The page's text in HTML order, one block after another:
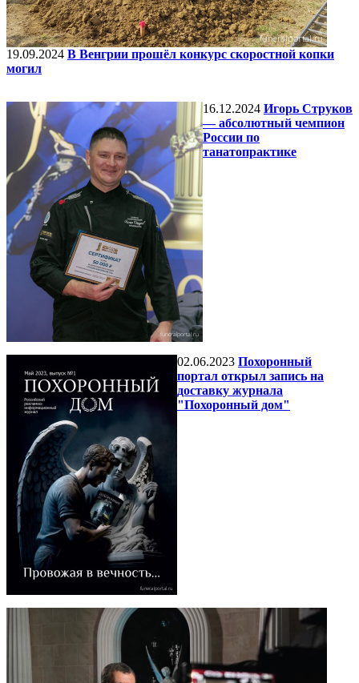
19.09.2024 В Венгрии прошёл конкурс скоростной копки
могил
16.12.2024 Игорь Струков
— абсолютный чемпион
России по
танатопрактике
02.06.2023 Похоронный
портал открыл запись на
доставку журнала
"Похоронный дом"